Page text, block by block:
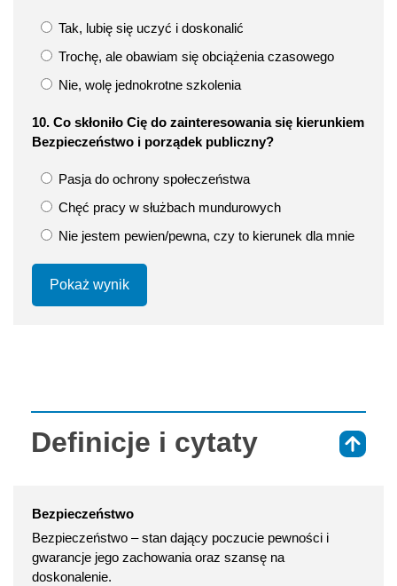
Tak, lubię się uczyć i doskonalić
Trochę, ale obawiam się obciążenia czasowego
Nie, wolę jednokrotne szkolenia
10. Co skłoniło Cię do zainteresowania się kierunkiem
Bezpieczeństwo i porządek publiczny?
Pasja do ochrony społeczeństwa
Chęć pracy w służbach mundurowych
Nie jestem pewien/pewna, czy to kierunek dla mnie
Pokaż wynik
Definicje i cytaty
Bezpieczeństwo
Bezpieczeństwo – stan dający poczucie pewności i
gwarancje jego zachowania oraz szansę na
doskonalenie.